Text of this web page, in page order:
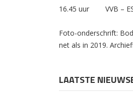
16.45 uur VVB –
Foto-onderschrift:
net als in 2019.
LAATSTE